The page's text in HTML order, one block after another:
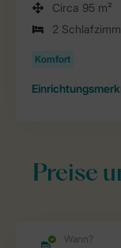
Circa 95 m²
2
Preise